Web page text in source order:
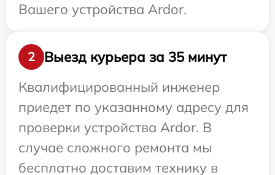
Вашего устройства Ardor.
2
Выезд курьера за 35 минут
Квалифицированный инженер
приедет по указанному адресу для
проверки устройства Ardor. В
случае сложного ремонта мы
бесплатно доставим технику в